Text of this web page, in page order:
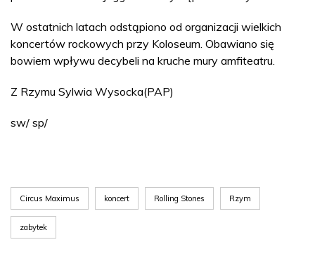
W ostatnich latach odstąpiono od organizacji wielkich
koncertów rockowych przy Koloseum. Obawiano się
bowiem wpływu decybeli na kruche mury amfiteatru.
Z Rzymu Sylwia Wysocka(PAP)
sw/ sp/
Circus Maximus koncert Rolling Stones Rzym
zabytek